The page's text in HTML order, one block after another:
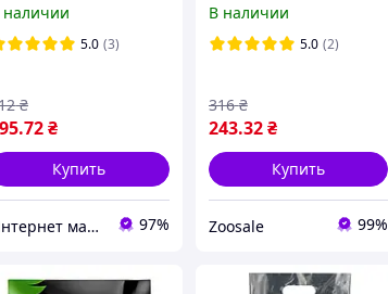
кошек, с
наличии
5.0 (3)
.72₴
₴
Купить
Интернет магазин "Енот" 97%
наполнитель 5 литров
В наличии
5.0 (2)
243.32 ₴
316 ₴
Купить
Zoosale 99%